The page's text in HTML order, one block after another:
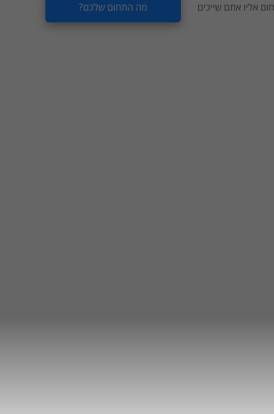
אליו אתם שייכים מה התחום שלכם?